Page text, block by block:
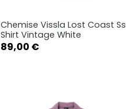
 Aperçu rapide
S
Chemise Vissla Lost Coast Ss
Shirt Vintage White
Prix
89,00 €